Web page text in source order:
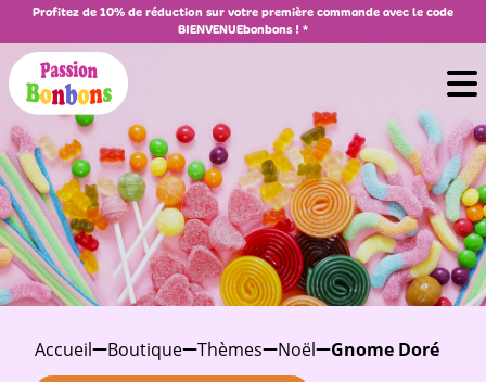
Profitez de 10% de réduction sur votre première commande avec le code
BIENVENUEbonbons ! *
Accueil Boutique Thèmes Noël Gnome Doré